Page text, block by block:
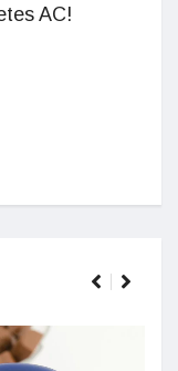
AC!